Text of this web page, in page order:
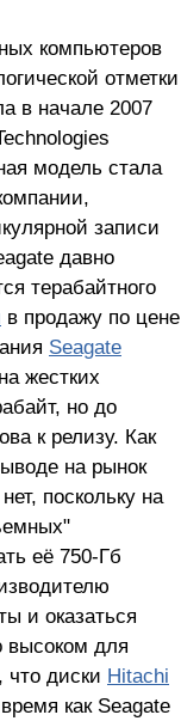
компьютеров
отметки
в начале 2007
модель стала
записи
давно
терабайтного
в продажу по цене
Seagate
жестких
но до
к релизу. Как
на рынок
поскольку на
её 750-Гб
и оказаться
высоком для
что диски Hitachi
как Seagate